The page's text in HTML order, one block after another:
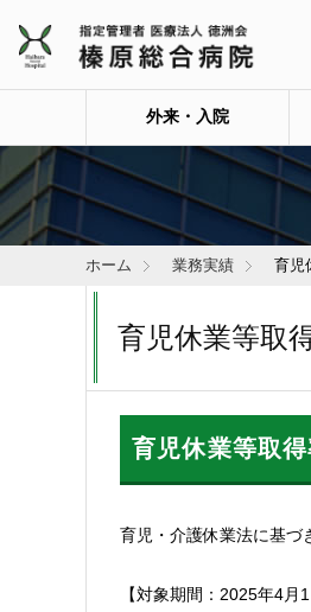
外来・入院
ホーム 業務実績 育児
育児休業等取
育児休業等取得
育児・介護休業法に基づ
【対象期間：2025年4月